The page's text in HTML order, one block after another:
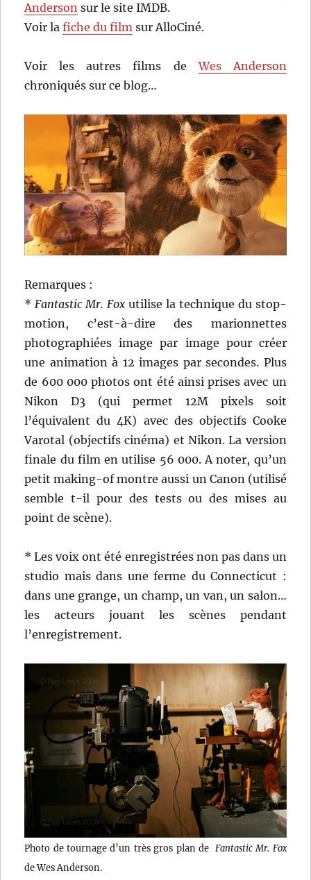
Anderson sur le site IMDB.
Voir lafiche du film sur AlloCiné.
Voir les autres films deWes Anderson
chroniqués sur ce blog…
Remarques :
* Fantastic Mr. Fox utilise la technique du stop-
motion, c’est-à-dire des marionnettes
photographiées image par image pour créer
une animation à 12 images par secondes. Plus
de 600 000 photos ont été ainsi prises avec un
Nikon D3 (qui permet 12M pixels soit
l’équivalent du 4K) avec des objectifs Cooke
Varotal (objectifs cinéma) et Nikon. La version
finale du film en utilise 56 000. A noter, qu’un
petit making-of montre aussi un Canon (utilisé
semble t-il pour des tests ou des mises au
point de scène).
* Les voix ont été enregistrées non pas dans un
studio mais dans une ferme du Connecticut :
dans une grange, un champ, un van, un salon…
les acteurs jouant les scènes pendant
l’enregistrement.
Photo de tournage d’un très gros plan de Fantastic Mr. Fox
de Wes Anderson.